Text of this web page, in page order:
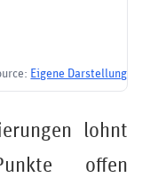
Eigene Darstellung
lohnt
offen